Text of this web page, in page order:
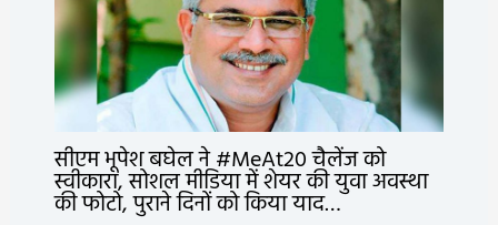
सीएम भूपेश बघेल ने #MeAt20 चैलेंज को
स्वीकारा, सोशल मीडिया में शेयर की युवा अवस्था
की फोटो, पुराने दिनों को किया याद…